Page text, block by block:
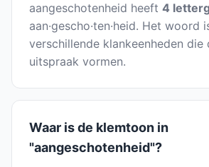
aangeschotenheid heeft 4
aan·gescho·ten·heid. Het woord
verschillende klankeenheden die
uitspraak vormen.
Waar is de klemtoon in
"aangeschotenheid"?